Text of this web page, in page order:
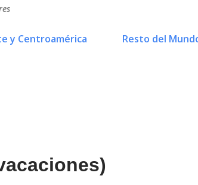
y Centroamérica Resto del